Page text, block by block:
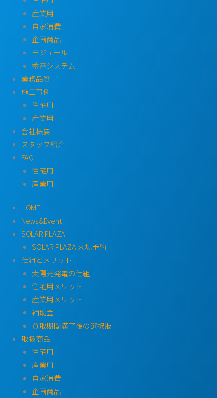
産業用
自家消費
企画商品
モジュール
蓄電システム
業務品質
施工事例
住宅用
産業用
会社概要
スタッフ紹介
FAQ
住宅用
産業用
HOME
News&Event
SOLAR PLAZA
SOLAR PLAZA 来場予約
仕組とメリット
太陽光発電の仕組
住宅用メリット
産業用メリット
補助金
買取期間満了後の選択肢
取扱商品
住宅用
産業用
自家消費
企画商品